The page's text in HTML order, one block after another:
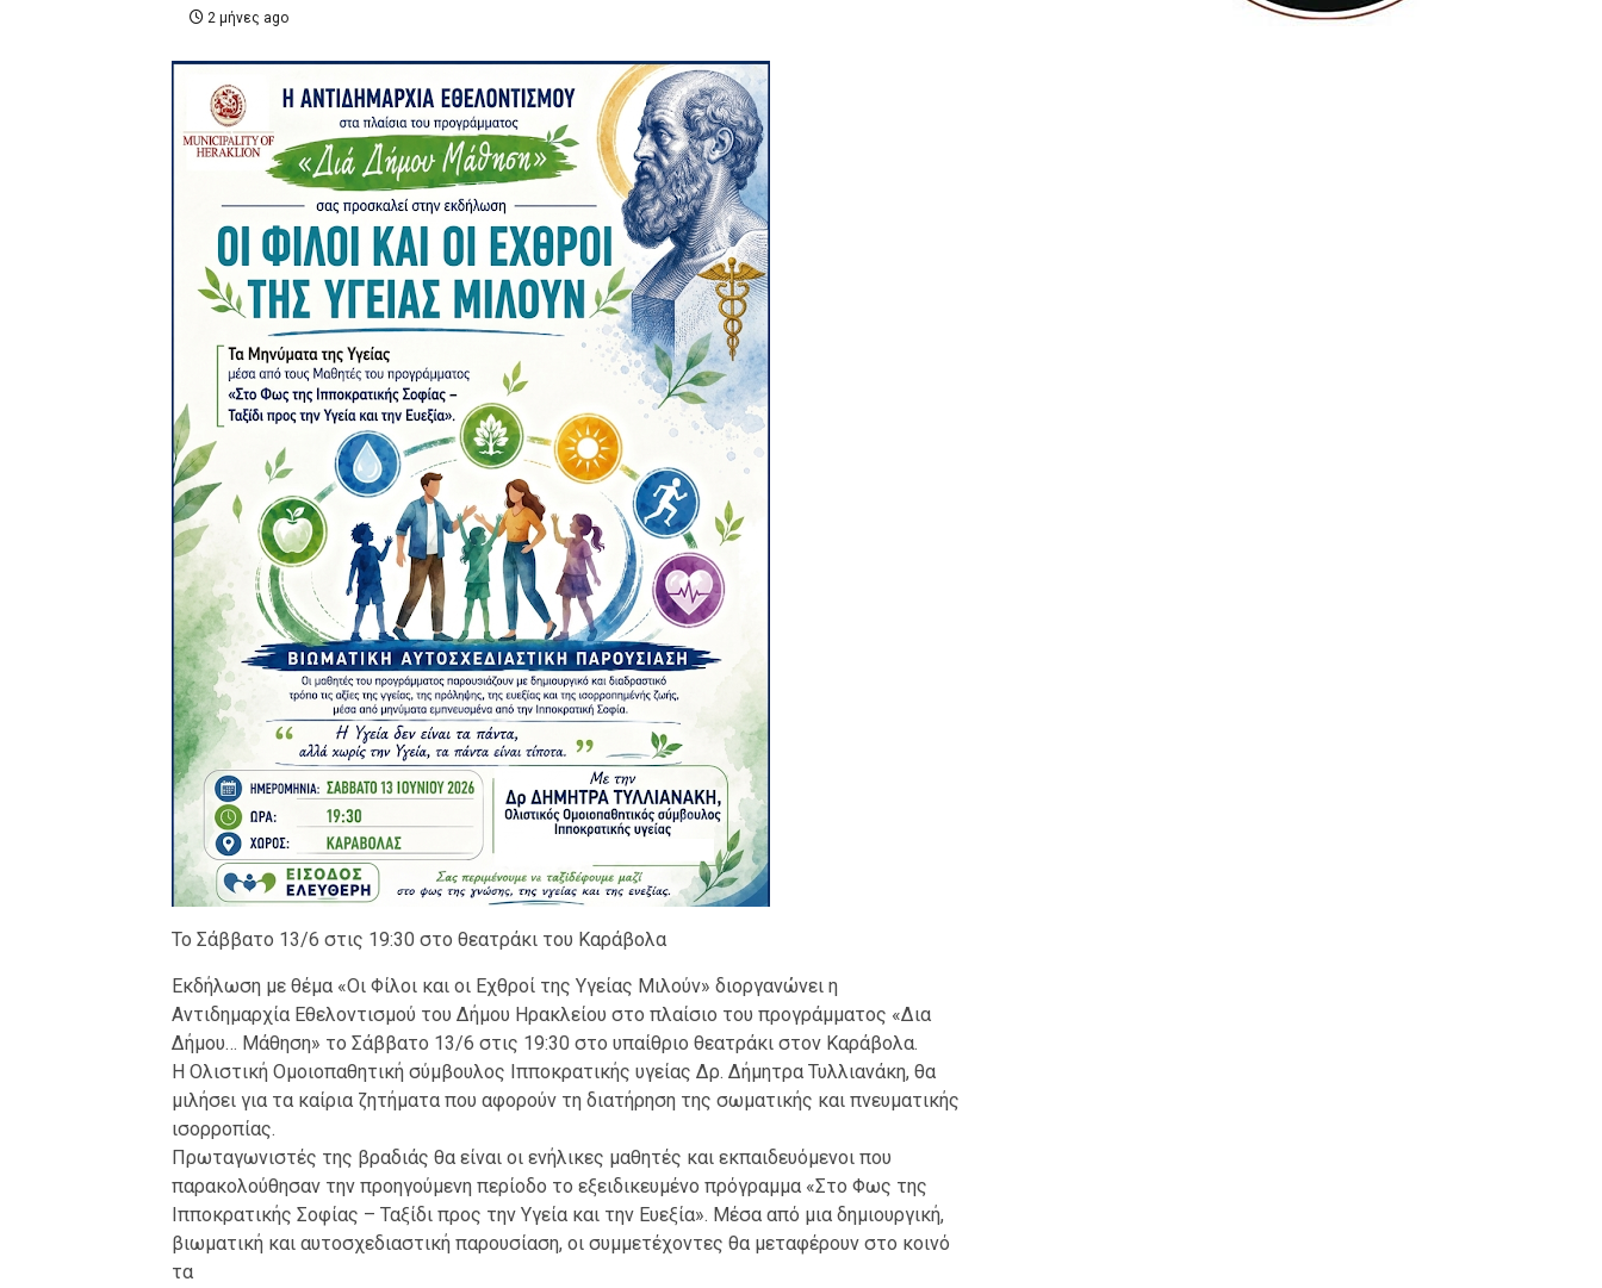
2 μήνες ago
Το Σάββατο 13/6 στις 19:30 στο θεατράκι του Καράβολα
Εκδήλωση με θέμα «Οι Φίλοι και οι Εχθροί της Υγείας Μιλούν» διοργανώνει η
Αντιδημαρχία Εθελοντισμού του Δήμου Ηρακλείου στο πλαίσιο του προγράμματος «Δια
Δήμου… Μάθηση» το Σάββατο 13/6 στις 19:30 στο υπαίθριο θεατράκι στον Καράβολα.
Η Ολιστική Ομοιοπαθητική σύμβουλος Ιπποκρατικής υγείας Δρ. Δήμητρα Τυλλιανάκη, θα
μιλήσει για τα καίρια ζητήματα που αφορούν τη διατήρηση της σωματικής και πνευματικής
ισορροπίας.
Πρωταγωνιστές της βραδιάς θα είναι οι ενήλικες μαθητές και εκπαιδευόμενοι που
παρακολούθησαν την προηγούμενη περίοδο το εξειδικευμένο πρόγραμμα «Στο Φως της
Ιπποκρατικής Σοφίας – Ταξίδι προς την Υγεία και την Ευεξία». Μέσα από μια δημιουργική,
βιωματική και αυτοσχεδιαστική παρουσίαση, οι συμμετέχοντες θα μεταφέρουν στο κοινό
τα